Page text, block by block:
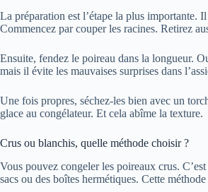
La préparation est l’étape la plus importante.
Commencez par couper les racines. Retirez
Ensuite, fendez le poireau dans la longueur.
mais il évite les mauvaises surprises dans
Une fois propres, séchez-les bien avec un
glace au congélateur. Et cela abîme la texture.
Crus ou blanchis, quelle méthode choisir ?
Vous pouvez congeler les poireaux crus.
sacs ou des boîtes hermétiques. Cette